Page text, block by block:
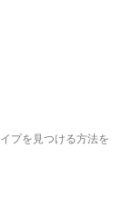
プを見つける方法を